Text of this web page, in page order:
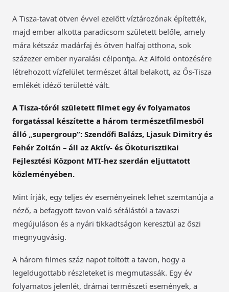
A Tisza-tavat ötven évvel ezelőtt víztározónak építették,
majd ember alkotta paradicsom született belőle, amely
mára kétszáz madárfaj és ötven halfaj otthona, sok
százezer ember nyaralási célpontja. Az Alföld öntözésére
létrehozott vízfelület természet által belakott, az Ős-Tisza
emlékét idéző területté vált.
A Tisza-tóról született filmet egy év folyamatos
forgatással készítette a három természetfilmesből
álló „supergroup”: Szendőfi Balázs, Ljasuk Dimitry és
Fehér Zoltán – áll az Aktív- és Ökoturisztikai
Fejlesztési Központ MTI-hez szerdán eljuttatott
közleményében.
Mint írják, egy teljes év eseményeinek lehet szemtanúja a
néző, a befagyott tavon való sétálástól a tavaszi
megújuláson és a nyári tikkadtságon keresztül az őszi
megnyugvásig.
A három filmes száz napot töltött a tavon, hogy a
legeldugottabb részleteket is megmutassák. Egy év
folyamatos jelenlét, drámai természeti események, a